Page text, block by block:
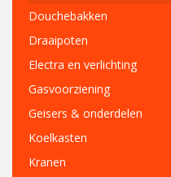
Douchebakken
Draaipoten
Electra en verlichting
Gasvoorziening
Geisers & onderdelen
Koelkasten
Kranen